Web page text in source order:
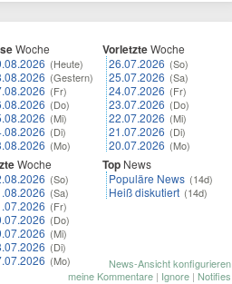
Woche
(Heute)
(Gestern)
(Fr)
(Do)
(Mi)
(Di)
(Mo)
Woche
(So)
(Sa)
(Fr)
(Do)
(Mi)
(Di)
(Mo)
VorletzteWoche
26.07.2026 (So)
25.07.2026 (Sa)
24.07.2026 (Fr)
23.07.2026 (Do)
22.07.2026 (Mi)
21.07.2026 (Di)
20.07.2026 (Mo)
Top News
Populäre News (14d)
Heiß diskutiert (14d)
News-Ansicht konfigurieren
meine Kommentare | Ignore | Notifies